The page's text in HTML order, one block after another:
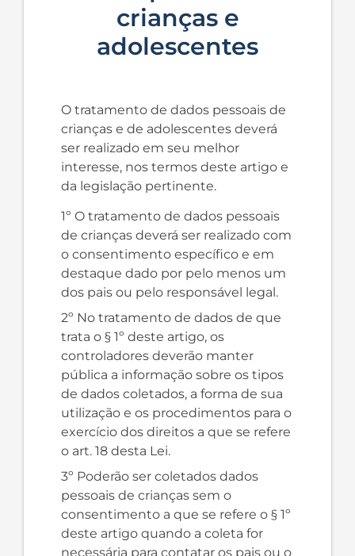
crianças e
adolescentes
O tratamento de dados pessoais de
crianças e de adolescentes deverá
ser realizado em seu melhor
interesse, nos termos deste artigo e
da legislação pertinente.
1º O tratamento de dados pessoais
de crianças deverá ser realizado com
o consentimento específico e em
destaque dado por pelo menos um
dos pais ou pelo responsável legal.
2º No tratamento de dados de que
trata o § 1º deste artigo, os
controladores deverão manter
pública a informação sobre os tipos
de dados coletados, a forma de sua
utilização e os procedimentos para o
exercício dos direitos a que se refere
o art. 18 desta Lei.
3º Poderão ser coletados dados
pessoais de crianças sem o
consentimento a que se refere o § 1º
deste artigo quando a coleta for
necessária para contatar os pais ou o